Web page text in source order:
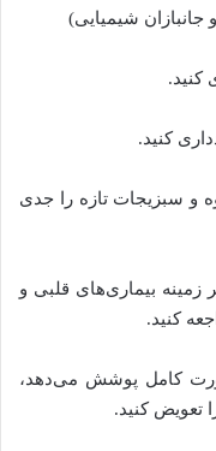
جانبازان شیمیایی)
و سبزیجات تازه را جدی
زمینه بیماری‌های قلبی و
کنید.
کامل پوشش می‌دهد،
تعویض کنید.